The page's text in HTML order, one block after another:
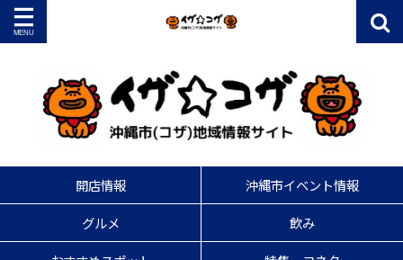
開店情報
沖縄市イベント情報
グルメ
飲み